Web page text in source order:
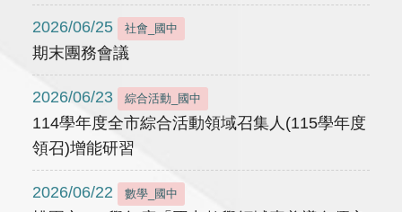
2026/06/25 社會_國中
期末團務會議
2026/06/23 綜合活動_國中
114學年度全市綜合活動領域召集人(115學年度
領召)增能研習
2026/06/22 數學_國中